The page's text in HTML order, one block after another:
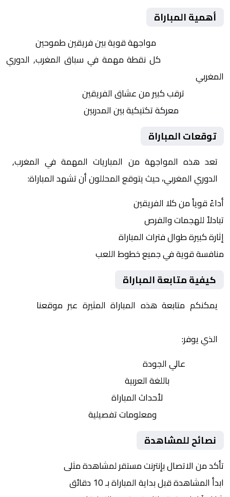
أهمية المباراة
مواجهة قوية بين فريقين طموحين
كل نقطة مهمة في سباق المغرب, الدوري
المغربي
ترقب كبير من عشاق الفريقين
معركة تكتيكية بين المدربين
توقعات المباراة
تعد هذه المواجهة من المباريات المهمة في المغرب,
الدوري المغربي، حيث يتوقع المحللون أن تشهد المباراة:
أداءً قوياً من كلا الفريقين
تبادلاً للهجمات والفرص
إثارة كبيرة طوال فترات المباراة
منافسة قوية في جميع خطوط اللعب
كيفية متابعة المباراة
يمكنكم متابعة هذه المباراة المثيرة عبر موقعنا
الذي يوفر:
عالي الجودة
باللغة العربية
لأحداث المباراة
ومعلومات تفصيلية
نصائح للمشاهدة
تأكد من الاتصال بإنترنت مستقر لمشاهدة مثلى
ابدأ المشاهدة قبل بداية المباراة بـ 10 دقائق